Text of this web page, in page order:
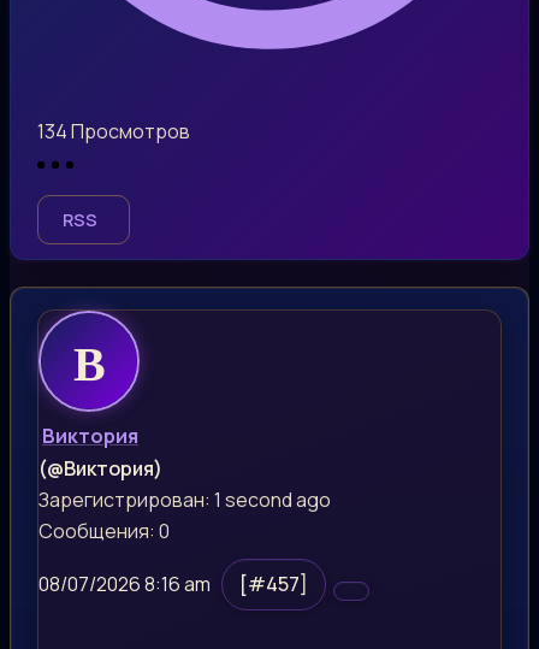
134Просмотров
RSS
Виктория
(@Виктория)
Зарегистрирован: 1 second ago
Сообщения: 0
08/07/2026 8:16 am
[#457]